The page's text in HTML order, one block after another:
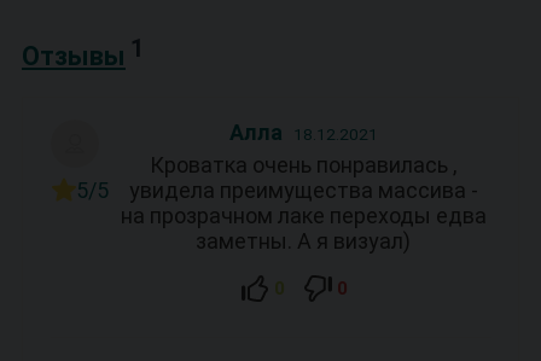
Отзывы 1
5/5
Алла 18.12.2021
Кроватка очень понравилась ,
увидела преимущества массива -
на прозрачном лаке переходы едва
заметны. А я визуал)
0 0